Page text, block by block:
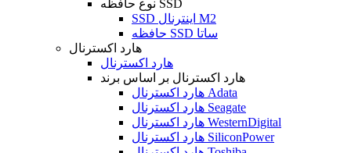
نوع حافظه SSD
SSD اینترنال M2
حافظه SSD ساتا
هارد اکسترنال
هارد اکسترنال
هارد اکسترنال بر اساس برند
هارد اکسترنال Adata
هارد اکسترنال Seagate
هارد اکسترنال WesternDigital
هارد اکسترنال SiliconPower